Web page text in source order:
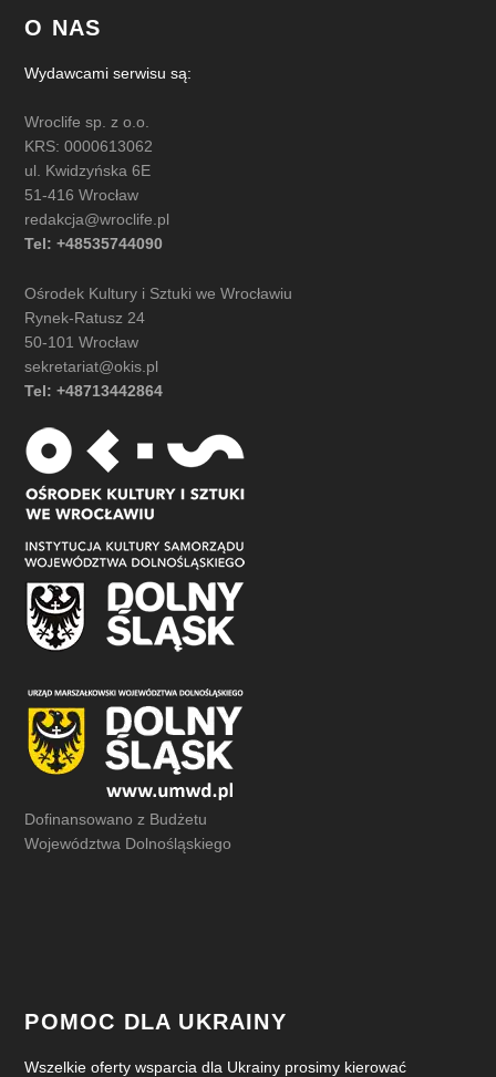
O NAS
Wydawcami serwisu są:
Wroclife sp. z o.o.
KRS: 0000613062
ul. Kwidzyńska 6E
51-416 Wrocław
redakcja@wroclife.pl
Tel: +48535744090
Ośrodek Kultury i Sztuki we Wrocławiu
Rynek-Ratusz 24
50-101 Wrocław
sekretariat@okis.pl
Tel: +48713442864
Dofinansowano z Budżetu
Województwa Dolnośląskiego
POMOC DLA UKRAINY
Wszelkie oferty wsparcia dla Ukrainy prosimy kierować